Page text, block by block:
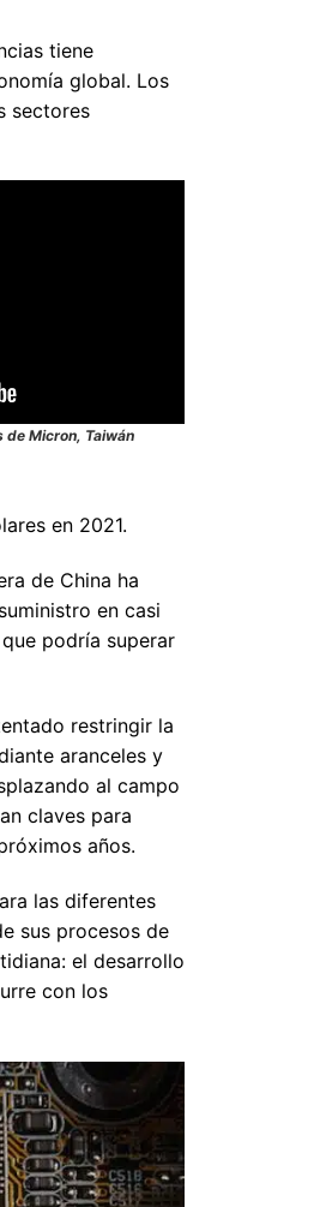
tiene
global. Los
sectores
Micron, Taiwán
en 2021.
de China ha
en casi
podría superar
restringir la
aranceles y
al campo
claves para
años.
las diferentes
sus procesos de
el desarrollo
con los